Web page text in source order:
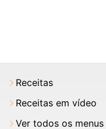
Receitas
Receitas em vídeo
Ver todos os menus